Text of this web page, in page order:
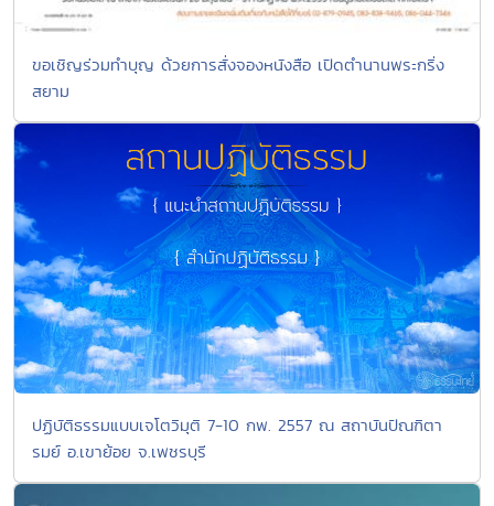
ขอเชิญร่วมทำบุญ ด้วยการสั่งจองหนังสือ เปิดตำนานพระกริ่ง
สยาม
ปฏิบัติธรรมแบบเจโตวิมุติ 7-10 กพ. 2557 ณ สถาบันปัณฑิตา
รมย์ อ.เขาย้อย จ.เพชรบุรี